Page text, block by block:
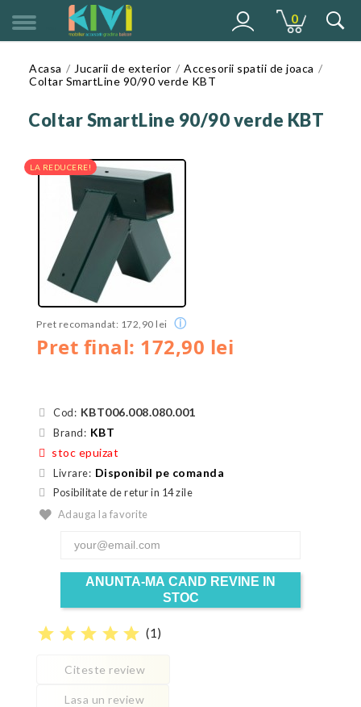
0
Acasa Jucarii de exterior
Accesorii spatii de joaca
Coltar SmartLine 90/90 verde KBT
Coltar SmartLine 90/90 verde KBT
LA REDUCERE!
Pret final: 172,90 lei
Pret recomandat: 172,90 lei ⓘ
Cod: KBT006.008.080.001
Brand: KBT
stoc epuizat
Livrare: Disponibil pe comanda
Posibilitate de retur in 14 zile
Adauga la favorite
ANUNTA-MA CAND REVINE IN
STOC
star star star star star (1)
Citeste review
Lasa un review